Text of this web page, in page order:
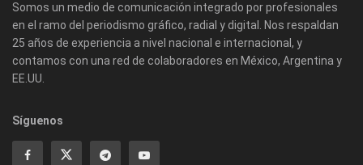
Somos un medio de comunicación integrado por profesionales
en el ramo del periodismo gráfico, radial y digital. Nos respaldan
25 años de experiencia a nivel nacional e internacional, y
contamos con una red de colaboradores en México, Argentina y
EE.UU.
Síguenos